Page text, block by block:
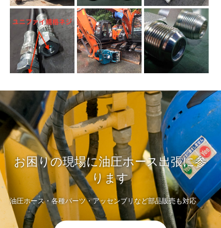
お困りの現場に油圧ホース出張に参
ります
油圧ホース・各種パーツ・アッセンブリなど部品販売も対応